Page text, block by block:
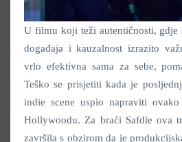
U filmu koji teži autentičnosti, gdje
događaja i kauzalnost izrazito
vrlo efektivna sama za sebe,
Teško se prisjetiti kada je
indie scene uspio napraviti
Hollywoodu. Za braći Safdie ova
završila s obzirom da je